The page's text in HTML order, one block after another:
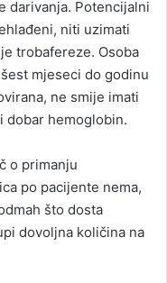
darivanja. Potencijalni
niti uzimati
trobafereze. Osoba
mjeseci do godinu
ne smije imati
dobar hemoglobin.
o primanju
po pacijente nema,
što dosta
dovoljna količina na